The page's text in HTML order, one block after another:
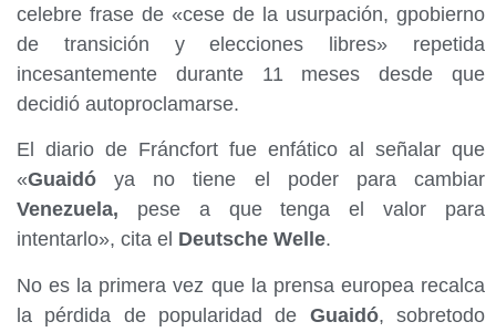
celebre frase de «cese de la usurpación, gpobierno
de transición y elecciones libres» repetida
incesantemente durante 11 meses desde que
decidió autoproclamarse.
El diario de Fráncfort fue enfático al señalar que
«Guaidó ya no tiene el poder para cambiar
Venezuela, pese a que tenga el valor para
intentarlo», cita el Deutsche Welle.
No es la primera vez que la prensa europea recalca
la pérdida de popularidad de Guaidó, sobretodo